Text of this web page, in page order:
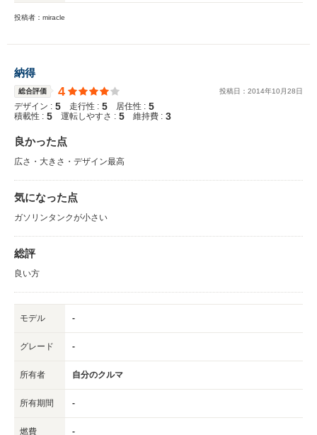
投稿者：miracle
納得
総合評価 4 投稿日： 2014年10 月28日
デザイン : 5 走行性 : 5 居住性 : 5
積載性 : 5 運転しやすさ : 5 維持費 : 3
良かった点
広さ・大きさ・デザイン最高
気になった点
ガソリンタンクが小さい
総評
良い方
モデル -
グレード -
所有者 自分のクルマ
所有期間 -
燃費 -